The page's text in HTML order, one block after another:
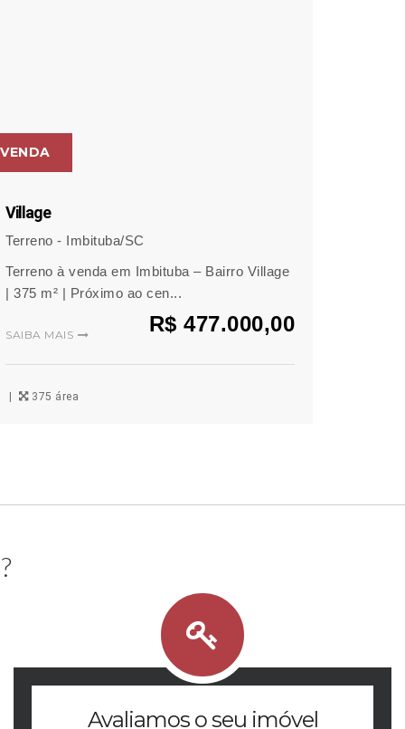
VENDA
Village
Terreno - Imbituba/SC
Terreno à venda em Imbituba – Bairro Village
| 375 m² | Próximo ao cen...
R$ 477.000,00
SAIBA MAIS
375 área
Avaliamos o seu imóvel